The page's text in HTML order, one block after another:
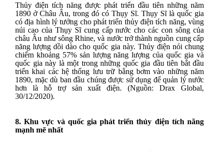
Thủy điện tích năng được phát triển đầu tiên những năm
1890 ở Châu Âu, trong đó có Thụy Sĩ. Thụy Sĩ là quốc gia
có địa hình lý tưởng cho phát triển thủy điện tích năng, vùng
núi cao của Thụy Sĩ cung cấp nước cho các con sông của
châu Âu như sông Rhine, và nước trở thành nguồn cung cấp
năng lượng dồi dào cho quốc gia này. Thủy điện nói chung
chiếm khoảng 57% sản lượng năng lượng của quốc gia và
quốc gia này là một trong những quốc gia đầu tiên bắt đầu
triển khai các hệ thống lưu trữ bằng bơm vào những năm
1890, mặc dù ban đầu chúng được sử dụng để quản lý nước
hơn là hỗ trợ sản xuất điện. (Nguồn: Drax Global,
30/12/2020).
8. Khu vực và quốc gia phát triển thủy điện tích năng
mạnh mẽ nhất